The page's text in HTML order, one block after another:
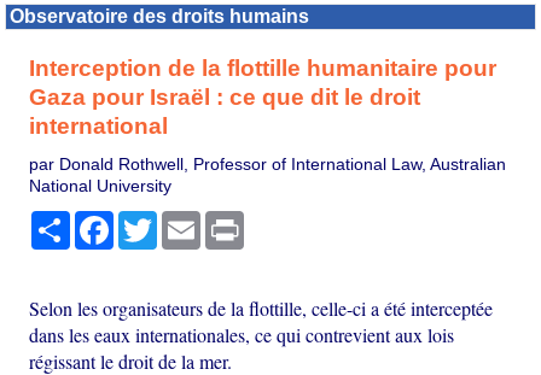
Observatoire des droits humains
Interception de la flottille humanitaire pour
Gaza pour Israël : ce que dit le droit
international
par Donald Rothwell, Professor of International Law, Australian
National University
PartagerFacebook
TwitterEmail
Selon les organisateurs de la flottille, celle-ci a été interceptée
dans les eaux internationales, ce qui contrevient aux lois
régissant le droit de la mer.